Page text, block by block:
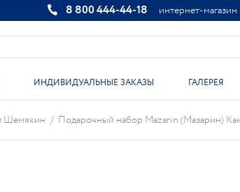
8 800 444-44-18 интернет-магазин
ИНДИВИДУАЛЬНЫЕ ЗАКАЗЫ ГАЛЕРЕЯ
Шемякин / Подарочный набор Mazarin (Мазарин)